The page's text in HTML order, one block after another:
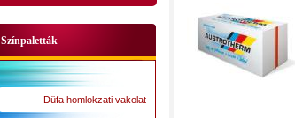
Színpaletták
Düfa homlokzati vakolat